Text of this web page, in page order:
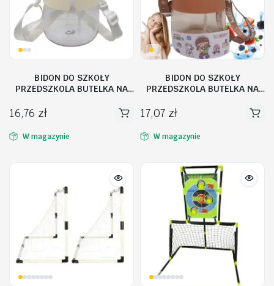
BIDON DO SZKOŁY
PRZEDSZKOLA BUTELKA NA
16,76 zł
W magazynie
BIDON DO SZKOŁY
PRZEDSZKOLA BUTELKA NA
17,07 zł
W magazynie